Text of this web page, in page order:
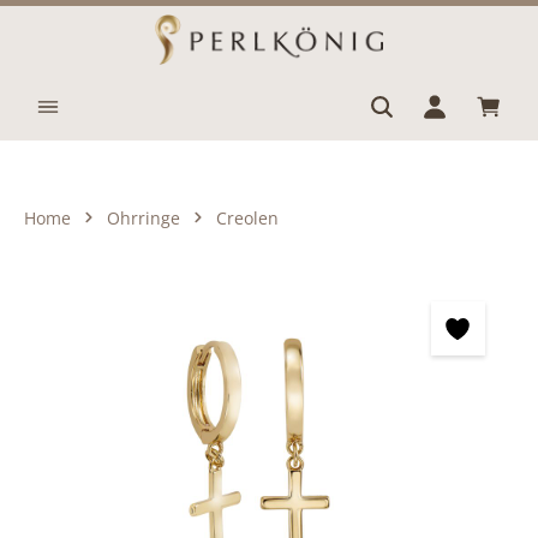
Zum Hauptinhalt springen
Home Ohrringe Creolen